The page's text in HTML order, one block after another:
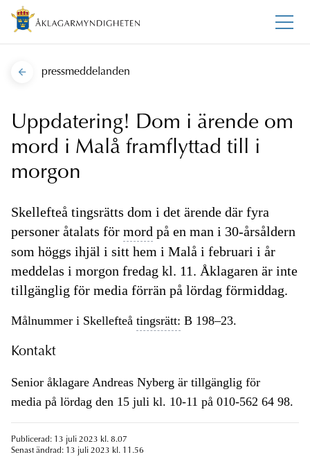
pressmeddelanden
Uppdatering! Dom i ärende om
mord i Malå framflyttad till i
morgon
Skellefteå tingsrätts dom i det ärende där fyra
personer åtalats för mord på en man i 30-årsåldern
som höggs ihjäl i sitt hem i Malå i februari i år
meddelas i morgon fredag kl. 11. Åklagaren är inte
tillgänglig för media förrän på lördag förmiddag.
Målnummer i Skellefteå tingsrätt: B 198–23.
Kontakt
Senior åklagare Andreas Nyberg är tillgänglig för
media på lördag den 15 juli kl. 10-11 på 010-562 64 98.
Publicerad: 13 juli 2023 kl. 8.07
Senast ändrad: 13 juli 2023 kl. 11.56